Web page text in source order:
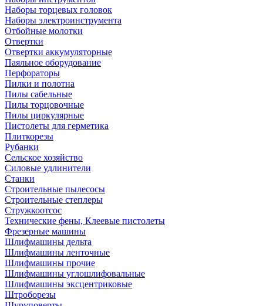
Наборы торцевых головок
Наборы электроинструмента
Отбойные молотки
Отвертки
Отвертки аккумуляторные
Паяльное оборудование
Перфораторы
Пилки и полотна
Пилы сабельные
Пилы торцовочные
Пилы циркулярные
Пистолеты для герметика
Плиткорезы
Рубанки
Сельское хозяйство
Силовые удлинители
Станки
Строительные пылесосы
Строительные степлеры
Стружкоотсос
Технические фены, Клеевые пистолеты
Фрезерные машины
Шлифмашины дельта
Шлифмашины ленточные
Шлифмашины прочие
Шлифмашины углошлифовальные
Шлифмашины эксцентриковые
Штроборезы